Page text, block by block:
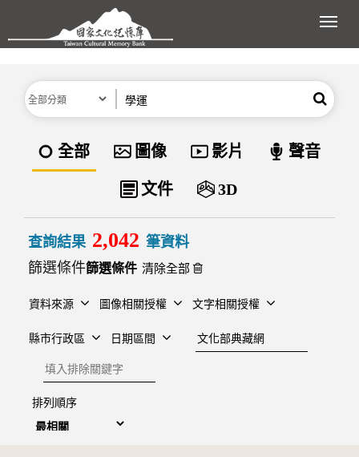
跳到主要內容區塊
展
分類 搜尋
資料類型
全部 圖像 影片 聲音
文件 3D
查詢結果 2,042 筆資料
篩選條件
清除全部
資料來源 圖像相關授權 文字相關授權
縣市行政區 日期區間
建檔單位
排除關鍵字
排列順序